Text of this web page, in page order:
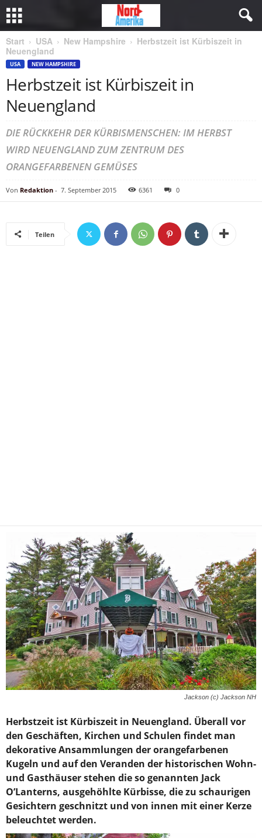
Start USA New Hampshire
Herbstzeit ist Kürbiszeit in
Neuengland
USA NEW HAMPSHIRE
Herbstzeit ist Kürbiszeit in
Neuengland
DIE RÜCKKEHR DER KÜRBISMENSCHEN: IM HERBST
WIRD NEUENGLAND ZUM ZENTRUM DES
ORANGEFARBENEN GEMÜSES
Von Redaktion - 7. September 2015 6361 0
Teilen
Jackson (c) Jackson NH
Herbstzeit ist Kürbiszeit in Neuengland. Überall vor
den Geschäften, Kirchen und Schulen findet man
dekorative Ansammlungen der orangefarbenen
Kugeln und auf den Veranden der historischen Wohn-
und Gasthäuser stehen die so genannten Jack
O’Lanterns, ausgehöhlte Kürbisse, die zu schaurigen
Gesichtern geschnitzt und von innen mit einer Kerze
beleuchtet werden.